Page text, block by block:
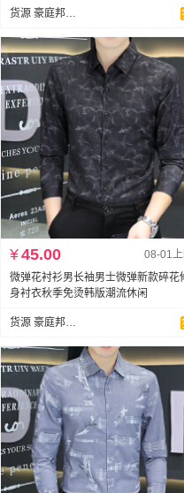
货源 豪庭邦衬衫新塘店
08-01
¥45.00
微弹花衬衫男长袖男士微弹新款碎花
身衬衣秋季免烫韩版潮流休闲
货源 豪庭邦衬衫新塘店